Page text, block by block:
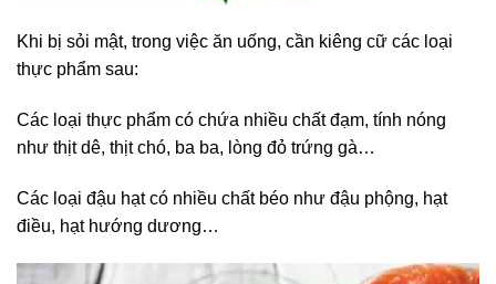
Khi bị sỏi mật, trong việc ăn uống, cần kiêng cữ các loại
thực phẩm sau:
Các loại thực phẩm có chứa nhiều chất đạm, tính nóng
như thịt dê, thịt chó, ba ba, lòng đỏ trứng gà…
Các loại đậu hạt có nhiều chất béo như đậu phộng, hạt
điều, hạt hướng dương…